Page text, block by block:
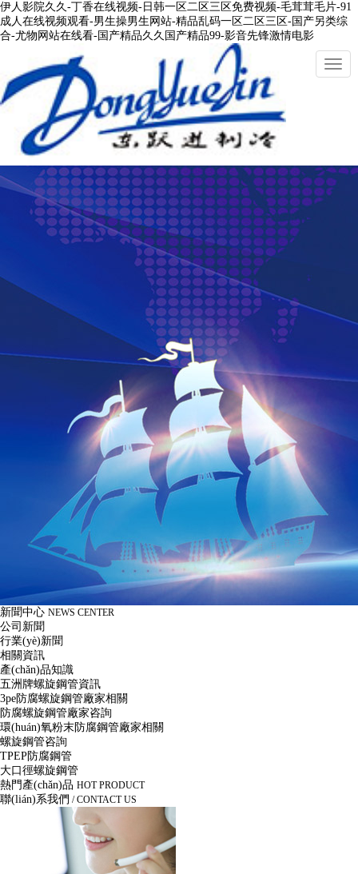
伊人影院久久-丁香在线视频-日韩一区二区三区免费视频-毛茸茸毛片-91
成人在线视频观看-男生操男生网站-精品乱码一区二区三区-国产另类综
合-尤物网站在线看-国产精品久久国产精品99-影音先锋激情电影
切
換
新聞中心 NEWS CENTER
公司新聞
行業(yè)新聞
相關資訊
產(chǎn)品知識
五洲牌螺旋鋼管資訊
3pe防腐螺旋鋼管廠家相關
防腐螺旋鋼管廠家咨詢
環(huán)氧粉末防腐鋼管廠家相關
螺旋鋼管咨詢
TPEP防腐鋼管
大口徑螺旋鋼管
熱門產(chǎn)品 HOT PRODUCT
聯(lián)系我們 / CONTACT US